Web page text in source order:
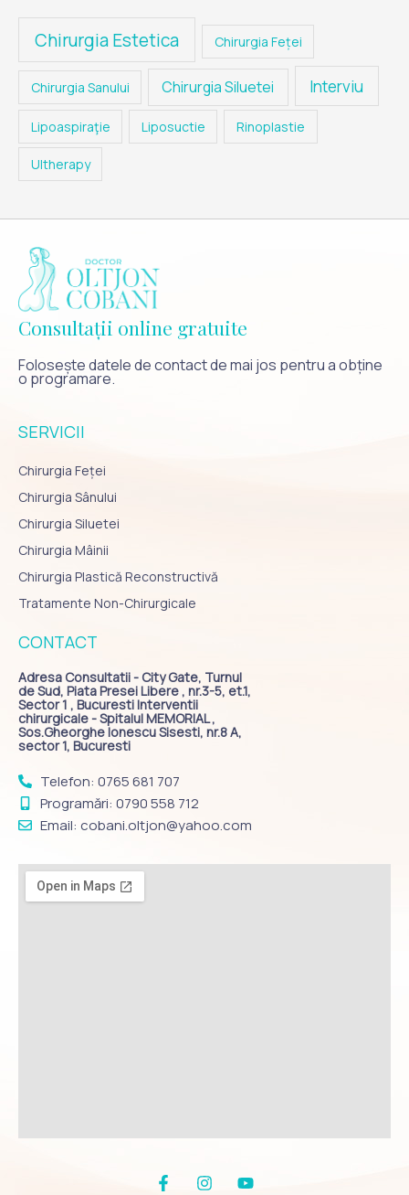
Chirurgia Estetica Chirurgia Feței
Chirurgia Sanului Chirurgia Siluetei Interviu
Lipoaspiraţie Liposuctie Rinoplastie
Ultherapy
Consultații online gratuite
Folosește datele de contact de mai jos pentru a obține
o programare.
SERVICII
Chirurgia Feței
Chirurgia Sânului
Chirurgia Siluetei
Chirurgia Mâinii
Chirurgia Plastică Reconstructivă
Tratamente Non-Chirurgicale
CONTACT
Adresa Consultatii - City Gate, Turnul
de Sud, Piata Presei Libere , nr.3-5, et.1,
Sector 1 , Bucuresti Interventii
chirurgicale - Spitalul MEMORIAL ,
Sos.Gheorghe Ionescu Sisesti, nr.8 A,
sector 1, Bucuresti
Telefon: 0765 681 707
Programări: 0790 558 712
Email: cobani.oltjon@yahoo.com
F
c
I
s
Y
u